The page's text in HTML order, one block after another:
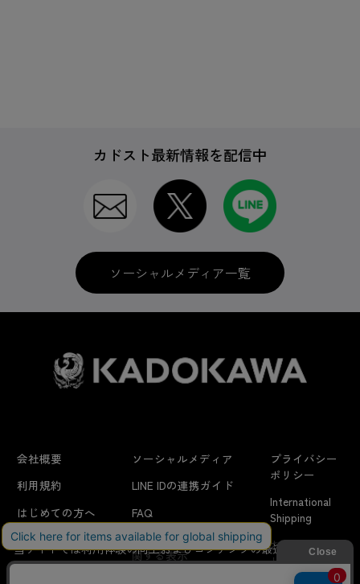
ブレイブソード×ブレイズソウル
CD・DVD・Blu-ray
書籍
グッズ・アパレル
フィギュア・ぬいぐるみ
カドスト最新情報を配信中
ソーシャルメディア一覧
会社概要
利用規約
はじめての方へ
ソーシャルメディア
LINE IDの連携ガイド
FAQ
特定商取引法に
関する表示
プライバシー
ポリシー
International
Shipping
お問い合わせ/
リクエスト
当サイトでは利用体験の向上およびコンテンツの最適な提供、ト
ラフィックの分析を目的としてCookieを使用しています。